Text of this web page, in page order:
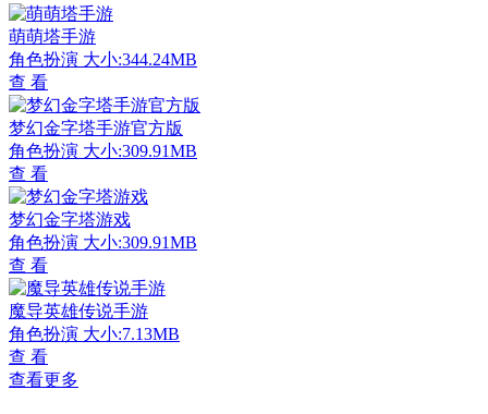
萌萌塔手游
角色扮演 大小:344.24MB
查 看
梦幻金字塔手游官方版
角色扮演 大小:309.91MB
查 看
梦幻金字塔游戏
角色扮演 大小:309.91MB
查 看
魔导英雄传说手游
角色扮演 大小:7.13MB
查 看
查看更多